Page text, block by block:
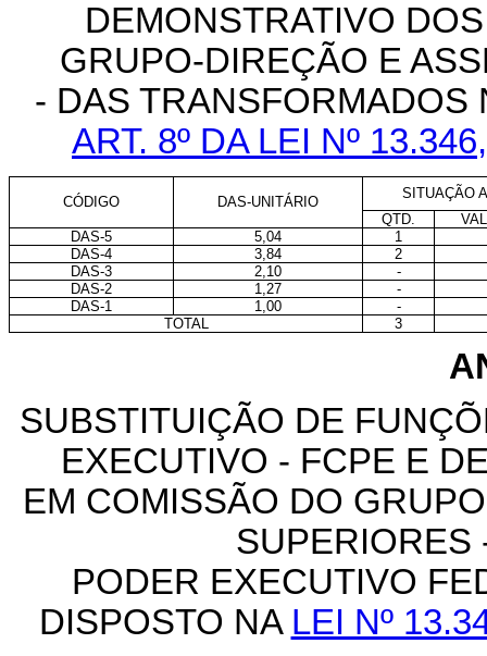
DEMONSTRATIVO
GRUPO-DIREÇÃO E
- DAS TRANSFORMADOS
ART. 8º DA LEI Nº
CÓDIGO DAS-UNITÁRIO
SITUAÇÃO
QTD.
DAS-5
5,04
1
DAS-4
3,84
2
DAS-3
2,10
-
DAS-2
1,27
-
DAS-1
1,00
-
TOTAL
3
SUBSTITUIÇÃO DE
EXECUTIVO - FCPE E
EM COMISSÃO DO
SUPERIORES
PODER EXECUTIVO
DISPOSTO NA LEI Nº